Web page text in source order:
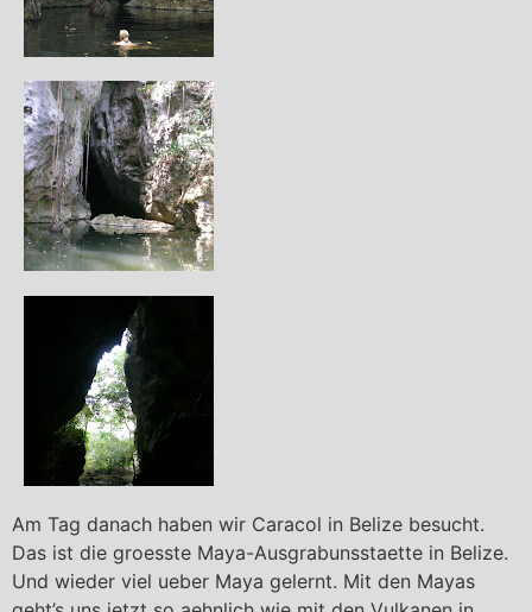
Am Tag danach haben wir Caracol in Belize besucht.
Das ist die groesste Maya-Ausgrabunsstaette in Belize.
Und wieder viel ueber Maya gelernt. Mit den Mayas